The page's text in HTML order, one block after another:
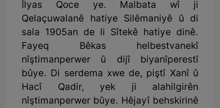
Îlyas Qoce ye. Malbata wî ji
Qelaçuwalanê hatiye Silêmaniyê û di
sala 1905an de li Sîtekê hatiye dinê.
Fayeq Bêkas helbestvanekî
nîştimanperwer û dijî biyanîperestî
bûye. Di serdema xwe de, piştî Xanî û
Hacî Qadir, yek ji alahilgirên
nîştimanperwer bûye. Hêjayî behskirinê